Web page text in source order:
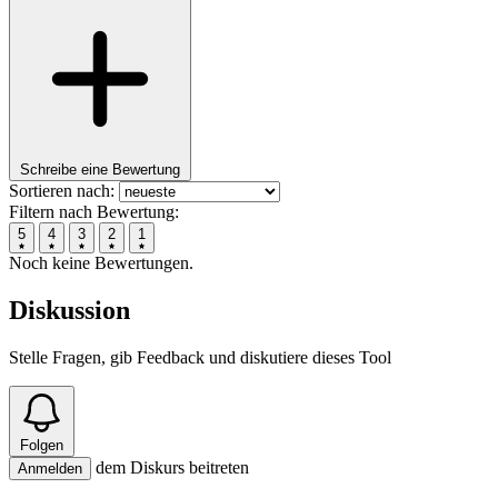
Schreibe eine Bewertung
Sortieren nach:
Filtern nach Bewertung:
5 4 3 2 1
Noch keine Bewertungen.
Diskussion
Stelle Fragen, gib Feedback und diskutiere dieses Tool
Folgen
Anmelden
dem Diskurs beitreten